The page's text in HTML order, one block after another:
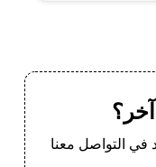
في التواصل معنا